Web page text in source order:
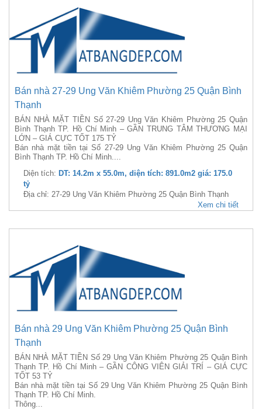
Bán nhà 27-29 Ung Văn Khiêm Phường 25 Quận Bình
Thạnh
BÁN NHÀ MẶT TIỀN Số 27-29 Ung Văn Khiêm Phường 25 Quận
Bình Thạnh TP. Hồ Chí Minh – GẦN TRUNG TÂM THƯƠNG MẠI
LỚN – GIÁ CỰC TỐT 175 TỶ
Bán nhà mặt tiền tại Số 27-29 Ung Văn Khiêm Phường 25 Quận
Bình Thạnh TP. Hồ Chí Minh....
Diện tích: DT: 14.2m x 55.0m, diện tích: 891.0m2 giá: 175.0
tỷ
Địa chỉ: 27-29 Ung Văn Khiêm Phường 25 Quận Bình Thạnh
Xem chi tiết
Bán nhà 29 Ung Văn Khiêm Phường 25 Quận Bình
Thạnh
BÁN NHÀ MẶT TIỀN Số 29 Ung Văn Khiêm Phường 25 Quận Bình
Thạnh TP. Hồ Chí Minh – GẦN CÔNG VIÊN GIẢI TRÍ – GIÁ CỰC
TỐT 53 TỶ
Bán nhà mặt tiền tại Số 29 Ung Văn Khiêm Phường 25 Quận Bình
Thạnh TP. Hồ Chí Minh.
Thông...